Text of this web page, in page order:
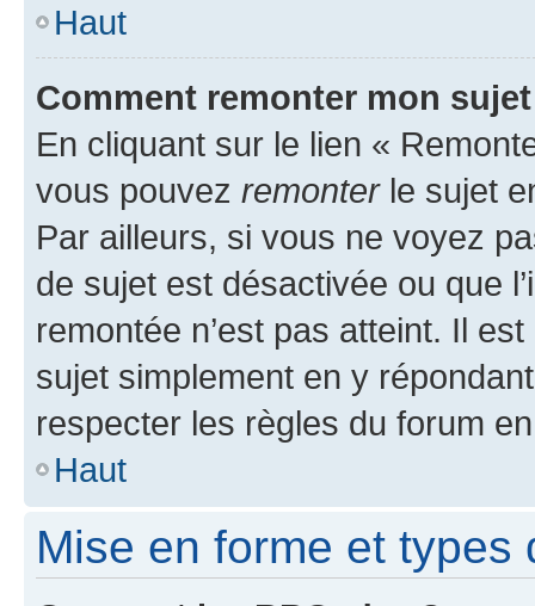
Haut
Comment remonter mon
En cliquant sur le lien «
vous pouvez remonterle sujet
Par ailleurs, si vous ne voyez
de sujet est désactivée ou que
remontée n’est pas atteint. Il
sujet simplement en y
respecter les règles du forum
Haut
Mise en forme et types